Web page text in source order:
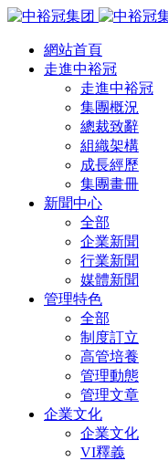
網站首頁
走進中裕冠
走進中裕冠
集團概況
總裁致辭
組織架構
成長經歷
集團畫冊
新聞中心
全部
企業新聞
行業新聞
媒體新聞
管理特色
全部
制度訂立
高管培養
管理動態
管理文章
企業文化
企業文化
VI釋義